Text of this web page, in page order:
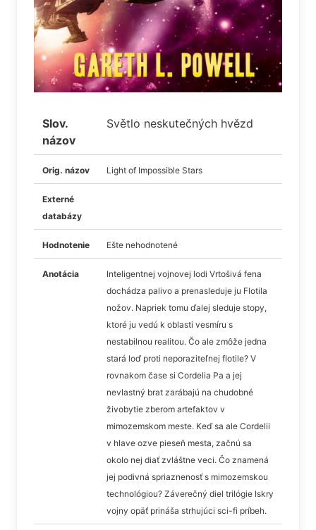
Slov.
názov
Světlo neskutečných hvězd
Orig. názov Light of Impossible Stars
Externé
databázy
Hodnotenie Ešte nehodnotené
Anotácia
Inteligentnej vojnovej lodi Vrtošivá fena
dochádza palivo a prenasleduje ju Flotila
nožov. Napriek tomu ďalej sleduje stopy,
ktoré ju vedú k oblasti vesmíru s
nestabilnou realitou. Čo ale zmôže jedna
stará loď proti neporaziteľnej flotile? V
rovnakom čase si Cordelia Pa a jej
nevlastný brat zarábajú na chudobné
živobytie zberom artefaktov v
mimozemskom meste. Keď sa ale Cordelii
v hlave ozve pieseň mesta, začnú sa
okolo nej diať zvláštne veci. Čo znamená
jej podivná spriaznenosť s mimozemskou
technológiou? Záverečný diel trilógie Iskry
vojny opäť prináša strhujúci sci-fi príbeh.